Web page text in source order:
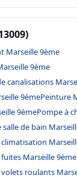
Marseille 9ème
9ème
canalisations
9èmePeinture
9èmePompe à
de bain
Marseille 9ème
roulants